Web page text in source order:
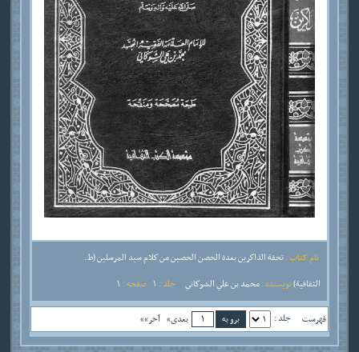
نام کتاب :تحفة الذاكرين بعدة الحصن الحصين من كلام سيد المرسلين (ط.
الثقافية)نویسنده :محمد بن علي الشوكاني جلد : صفحه :
فهرست جلد : بعدی» آخر»»